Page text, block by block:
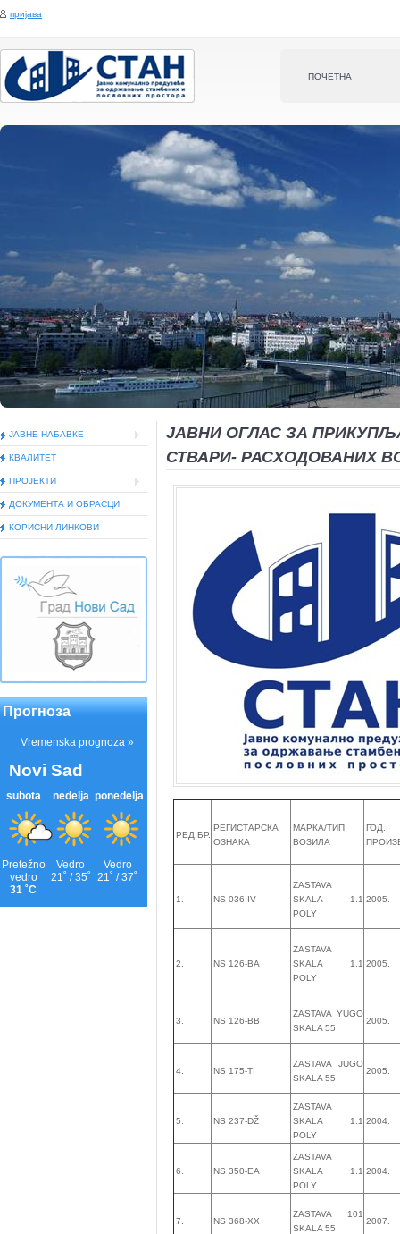
ПOЧЕТНА
пријава
ЈАВНИ ОГЛАС ЗА
СТВАРИ- РАСХОДОВАНИХ
РЕД.БР.
РЕГИСТАРСКА
ОЗНАКА
МАРКА/ТИП
ВОЗИЛА
ГОД.
1. NS 036-IV
ZASTAVA
SKALA 1.1
POLY
2005.
2. NS 126-BA
ZASTAVA
SKALA 1.1
POLY
2005.
3. NS 126-BB
ZASTAVA YUGO
SKALA 55
2005.
4. NS 175-TI
ZASTAVA JUGO
SKALA 55
2005.
5. NS 237-DŽ
ZASTAVA
SKALA 1.1
POLY
2004.
6. NS 350-EA
ZASTAVA
SKALA 1.1
POLY
2004.
7. NS 368-XX
ZASTAVA 101
SKALA 55
2007.
ЈАВНЕ НАБАВКЕ
КВАЛИТЕТ
ПРОЈЕКТИ
ДОКУМEНТА И ОБРАСЦИ
КОРИСНИ ЛИНКОВИ
Прогноза